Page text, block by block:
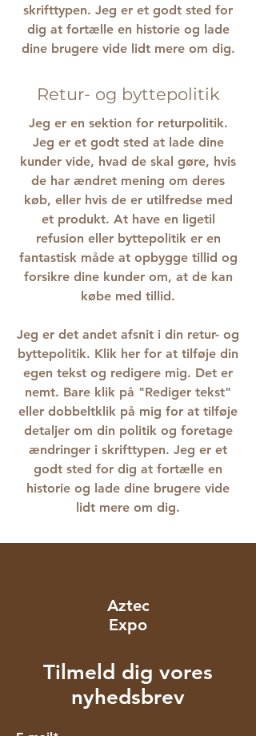
skrifttypen. Jeg er et godt sted for
dig at fortælle en historie og lade
dine brugere vide lidt mere om dig.
Retur- og byttepolitik
Jeg er en sektion for returpolitik.
Jeg er et godt sted at lade dine
kunder vide, hvad de skal gøre, hvis
de har ændret mening om deres
køb, eller hvis de er utilfredse med
et produkt. At have en ligetil
refusion eller byttepolitik er en
fantastisk måde at opbygge tillid og
forsikre dine kunder om, at de kan
købe med tillid.
Jeg er det andet afsnit i din retur- og
byttepolitik. Klik her for at tilføje din
egen tekst og redigere mig. Det er
nemt. Bare klik på "Rediger tekst"
eller dobbeltklik på mig for at tilføje
detaljer om din politik og foretage
ændringer i skrifttypen. Jeg er et
godt sted for dig at fortælle en
historie og lade dine brugere vide
lidt mere om dig.
Aztec
Expo
Tilmeld dig vores
nyhedsbrev